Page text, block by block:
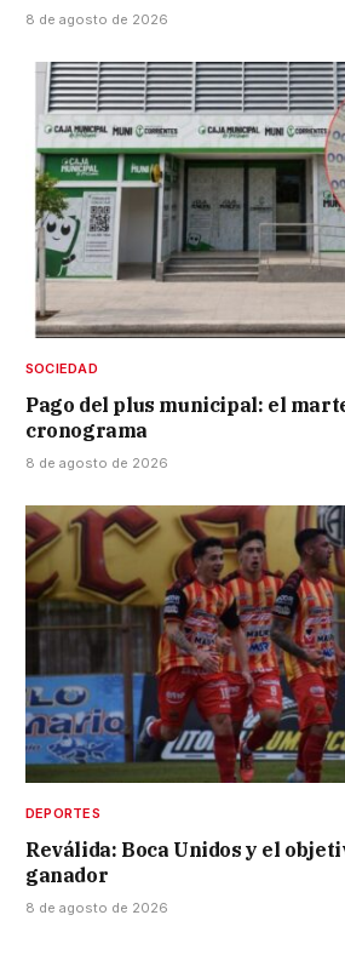
8 de agosto de 2026
SOCIEDAD
Pago del plus municipal: el
cronograma
8 de agosto de 2026
DEPORTES
Reválida: Boca Unidos y el
ganador
8 de agosto de 2026